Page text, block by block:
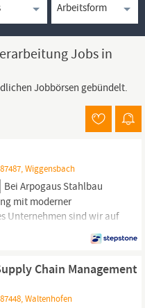
Jobs in
Jobbörsen gebündelt.
Wiggensbach
Bei Arpogaus Stahlbau
mit moderner
Unternehmen sind wir auf
für den
Teams suchen wir eine
Chain Management
Waltenhofen